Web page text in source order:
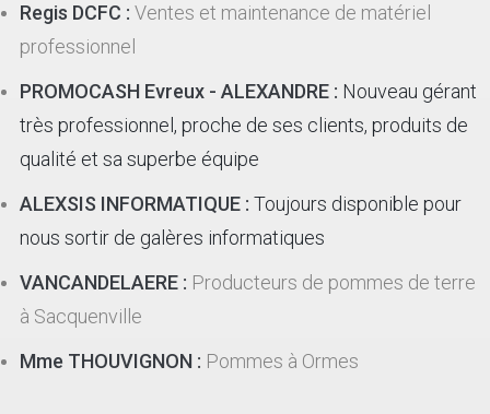
Regis DCFC : Ventes et maintenance de matériel
professionnel
PROMOCASH Evreux - ALEXANDRE : Nouveau gérant
très professionnel, proche de ses clients, produits de
qualité et sa superbe équipe
ALEXSIS INFORMATIQUE :Toujours disponible pour
nous sortir de galères informatiques
VANCANDELAERE : Producteurs de pommes de terre
à Sacquenville
Mme THOUVIGNON : Pommes à Ormes